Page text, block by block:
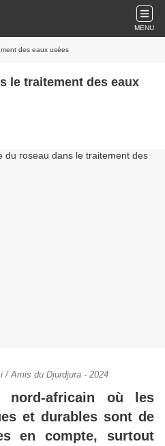
MENU
des eaux usées
le traitement des eaux
/ Amis du Djurdjura - 2024
nord-africain où les
et durables sont de
en compte, surtout